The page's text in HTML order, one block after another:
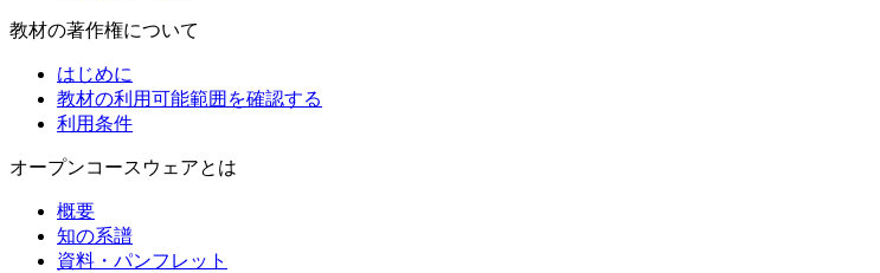
教材の著作権について
はじめに
教材の利用可能範囲を確認する
利用条件
オープンコースウェアとは
概要
知の系譜
資料・パンフレット